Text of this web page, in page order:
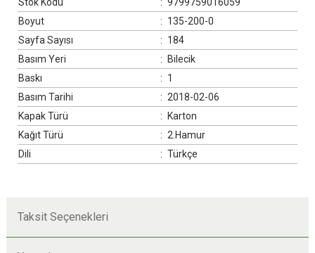
Boyut
: 135-200-0
Sayfa Sayısı
: 184
Basım Yeri
:
Bilecik
Baskı
: 1
Basım Tarihi
: 2018-02-06
Kapak Türü
:
Karton
Kağıt Türü
: 2.Hamur
Dili
: Türkçe
Taksit Seçenekleri